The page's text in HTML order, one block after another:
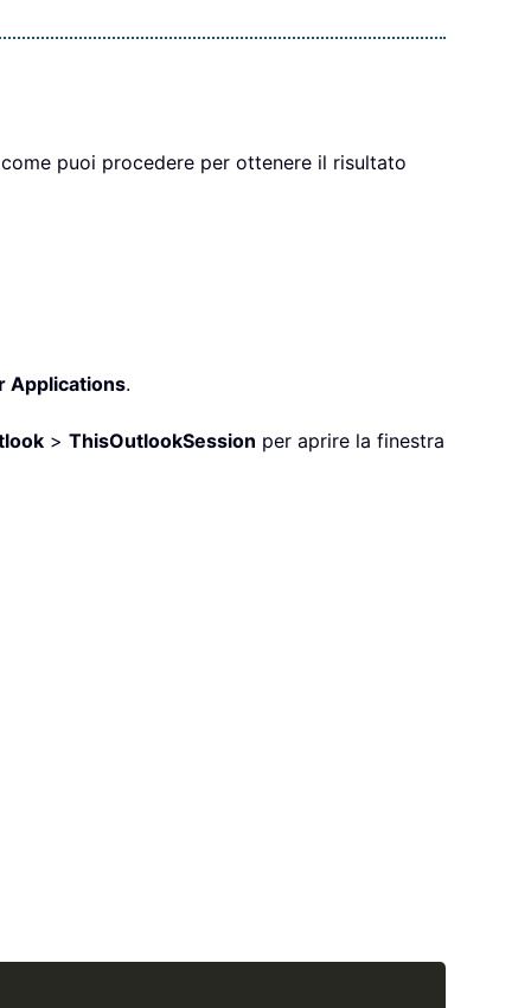
puoi procedere per ottenere il risultato
Applications.
> ThisOutlookSession per aprire la finestra